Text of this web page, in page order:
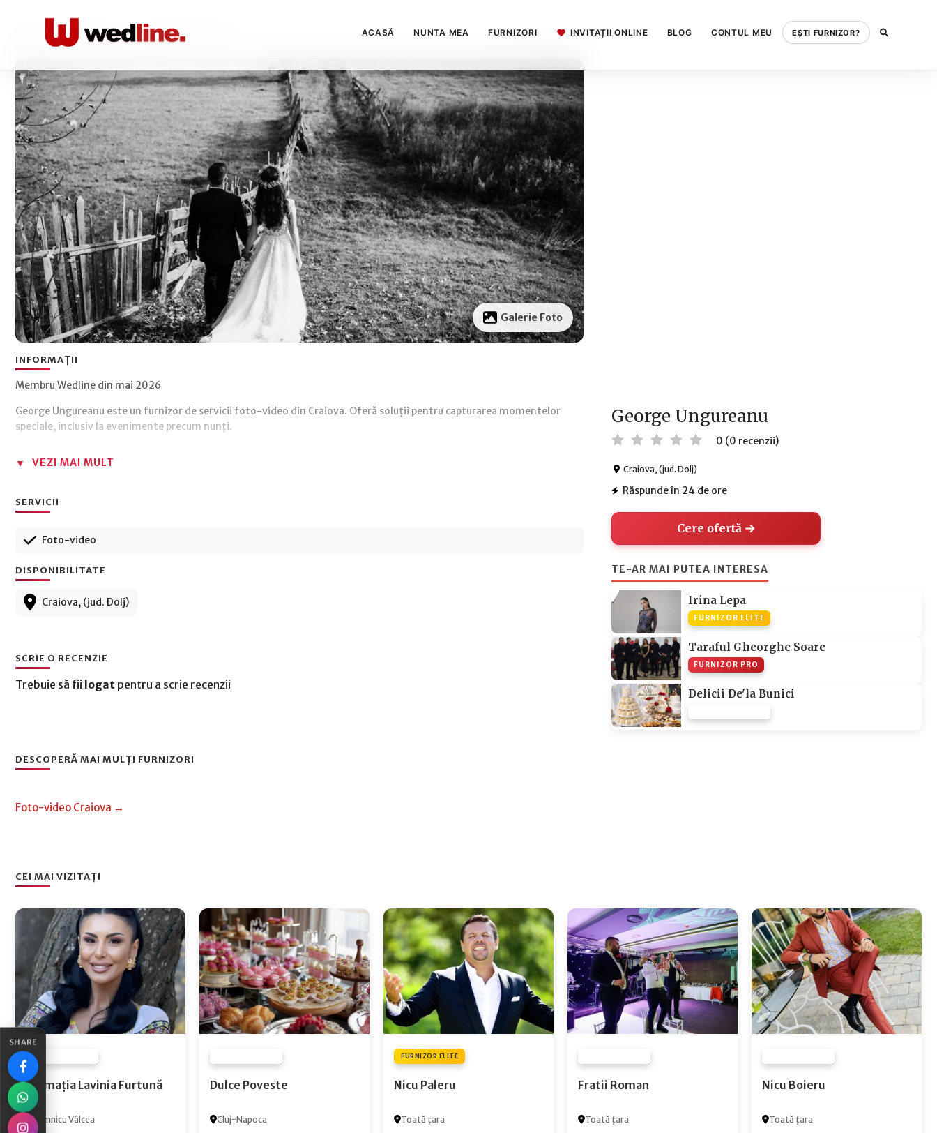
ACASĂ NUNTA MEA FURNIZORI INVITAȚII ONLINE BLOG CONTUL MEU EȘTI FURNIZOR?
SHARE
/ Foto-video / George Ungureanu
Galerie Foto
George Ungureanu
0 (0 recenzii)
Craiova, (jud. Dolj)
Răspunde în 24 de ore
Cere ofertă
TE-AR MAI PUTEA INTERESA
Irina Lepa
FURNIZOR ELITE
Taraful Gheorghe Soare
FURNIZOR PRO
Delicii De'la Bunici
INFORMAȚII
Membru Wedline din mai 2026
George Ungureanu este un furnizor de servicii foto-video din Craiova. Oferă soluții pentru capturarea momentelor
speciale, inclusiv la evenimente precum nunți.
VEZI MAI MULT
SERVICII
Foto-video
DISPONIBILITATE
Craiova, (jud. Dolj)
SCRIE O RECENZIE
Trebuie să fii logat pentru a scrie recenzii
DESCOPERĂ MAI MULȚI FURNIZORI
Foto-video Craiova →
CEI MAI VIZITAȚI
FURNIZOR NONE
Formația Lavinia Furtună
Râmnicu Vâlcea
Dulce Poveste
Cluj-Napoca
FURNIZOR ELITE
Nicu Paleru
Toată țara
Fratii Roman
Toată țara
Nicu Boieru
Toată țara